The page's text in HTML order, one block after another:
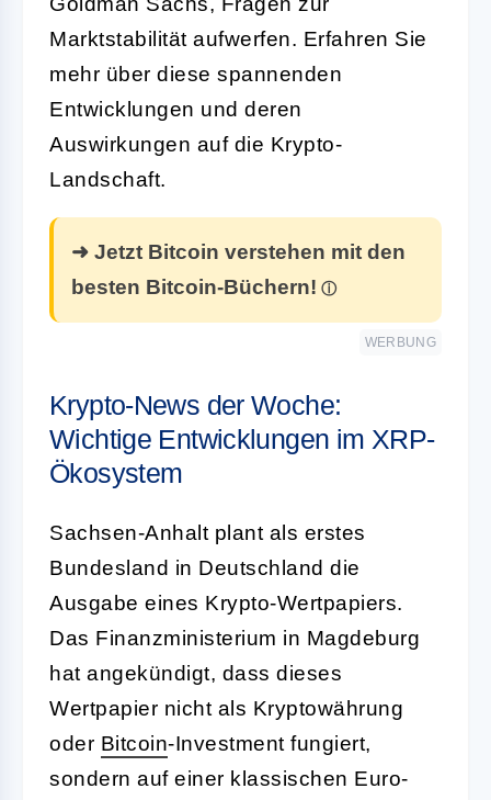
Marktstabilität aufwerfen. Erfahren Sie
mehr über diese spannenden
Entwicklungen und deren
Auswirkungen auf die Krypto-
Landschaft.
➜ Jetzt Bitcoin verstehen mit den
besten Bitcoin-Büchern!
WERBUNG
Krypto-News der Woche:
Wichtige Entwicklungen im XRP-
Ökosystem
Sachsen-Anhalt plant als erstes
Bundesland in Deutschland die
Ausgabe eines Krypto-Wertpapiers.
Das Finanzministerium in Magdeburg
hat angekündigt, dass dieses
Wertpapier nicht als Kryptowährung
oder Bitcoin-Investment fungiert,
sondern auf einer klassischen Euro-